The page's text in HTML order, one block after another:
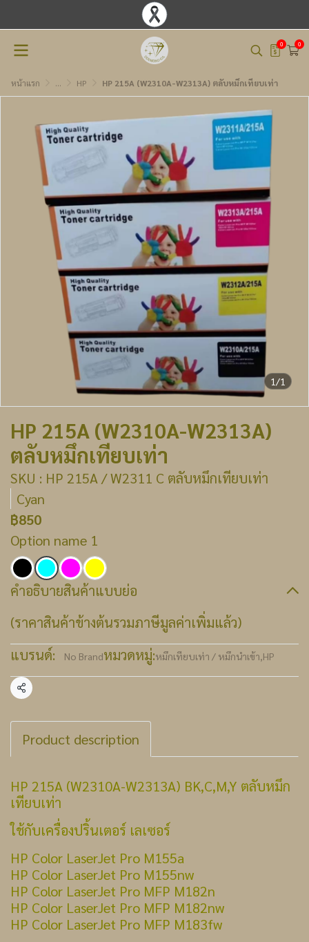
0 0
หน้าแรก ... HP HP 215A (W2310A-W2313A) ตลับหมึกเทียบเท่า
1/1
HP 215A (W2310A-W2313A)
ตลับหมึกเทียบเท่า
SKU : HP 215A / W2311 C ตลับหมึกเทียบเท่า
Cyan
฿850
Option name 1
คำอธิบายสินค้าแบบย่อ
(ราคาสินค้าข้างต้นรวมภาษีมูลค่าเพิ่มแล้ว)
แบรนด์:
No Brandหมวดหมู่:หมึกเทียบเท่า / หมึกนำเข้า,HP
แชร์
Product description
HP 215A (W2310A-W2313A) BK,C,M,Y ตลับหมึก
เทียบเท่า
ใช้กับเครื่องปริ้นเตอร์ เลเซอร์
HP Color LaserJet Pro M155a
HP Color LaserJet Pro M155nw
HP Color LaserJet Pro MFP M182n
HP Color LaserJet Pro MFP M182nw
HP Color LaserJet Pro MFP M183fw